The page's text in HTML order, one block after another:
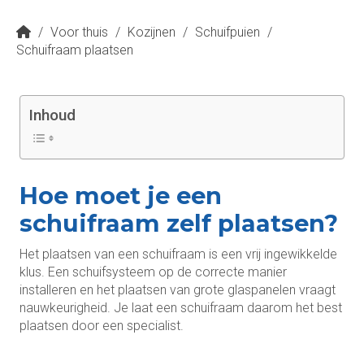
/ Voor thuis / Kozijnen / Schuifpuien /
Schuifraam plaatsen
Inhoud
Hoe moet je een
schuifraam zelf plaatsen?
Het plaatsen van een schuifraam is een vrij ingewikkelde
klus. Een schuifsysteem op de correcte manier
installeren en het plaatsen van grote glaspanelen vraagt
nauwkeurigheid. Je laat een schuifraam daarom het best
plaatsen door een specialist.